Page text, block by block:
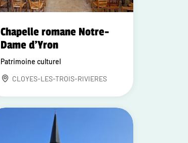
Chapelle romane Notre-
Dame d'Yron
Patrimoine culturel
CLOYES-LES-TROIS-RIVIERES